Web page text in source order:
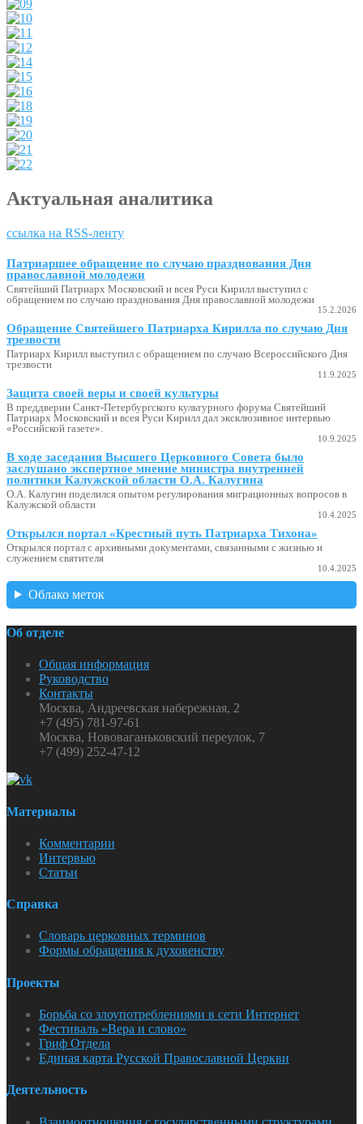
Актуальная аналитика
ссылка на RSS-ленту
Патриаршее обращение по случаю празднования Дня
православной молодежи
Святейший Патриарх Московский и всея Руси Кирилл выступил с
обращением по случаю празднования Дня православной молодежи
15.2.2026
Обращение Святейшего Патриарха Кирилла по случаю Дня
трезвости
Патриарх Кирилл выступил с обращением по случаю Всероссийского Дня
трезвости
11.9.2025
Защита своей веры и своей культуры
В преддверии Санкт-Петербургского культурного форума Святейший
Патриарх Московский и всея Руси Кирилл дал эксклюзивное интервью
«Российской газете».
10.9.2025
В ходе заседания Высшего Церковного Совета было
заслушано экспертное мнение министра внутренней
политики Калужской области О.А. Калугина
О.А. Калугин поделился опытом регулирования миграционных вопросов в
Калужской области
10.4.2025
Открылся портал «Крестный путь Патриарха Тихона»
Открылся портал с архивными документами, связанными с жизнью и
служением святителя
10.4.2025
Облако меток
Об отделе
Общая информация
Руководство
Контакты
Москва, Андреевская набережная, 2
+7 (495) 781-97-61
Москва, Нововаганьковский переулок, 7
+7 (499) 252-47-12
Материалы
Комментарии
Интервью
Статьи
Справка
Словарь церковных терминов
Формы обращения к духовенству
Проекты
Борьба со злоупотреблениями в сети Интернет
Фестиваль «Вера и слово»
Гриф Отдела
Единая карта Русской Православной Церкви
Деятельность